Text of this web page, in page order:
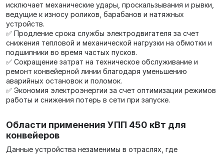
исключает механические удары, проскальзывания и рывки,
ведущие к износу роликов, барабанов и натяжных
устройств.
✅ Продление срока службы электродвигателя за счет
снижения тепловой и механической нагрузки на обмотки и
подшипники во время частых пусков.
✅ Сокращение затрат на техническое обслуживание и
ремонт конвейерной линии благодаря уменьшению
аварийных остановок и поломок.
✅ Экономия электроэнергии за счет оптимизации режимов
работы и снижения потерь в сети при запуске.
Области применения УПП 450 кВт для
конвейеров
Данные устройства незаменимы в отраслях, где